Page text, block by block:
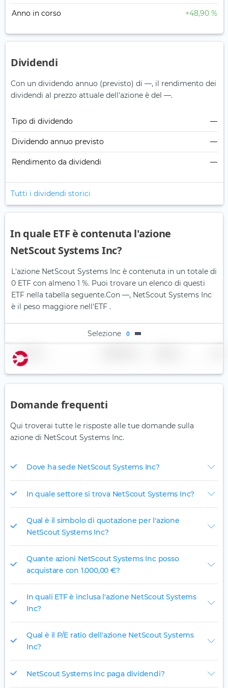
Anno in corso +48,90 %
Dividendi
Con un dividendo annuo (previsto) di —, il rendimento dei
dividendi al prezzo attuale dell'azione è del —.
Tipo di dividendo —
Dividendo annuo previsto —
Rendimento da dividendi —
Tutti i dividendi storici
In quale ETF è contenuta l'azione
NetScout Systems Inc?
L'azione NetScout Systems Inc è contenuta in un totale di
0 ETF con almeno 1 %. Puoi trovare un elenco di questi
ETF nella tabella seguente.Con —, NetScout Systems Inc
è il peso maggiore nell'ETF .
Selezione 0
Nome
Domande frequenti
Qui troverai tutte le risposte alle tue domande sulla
azione di NetScout Systems Inc.
Dove ha sede NetScout Systems Inc?
In quale settore si trova NetScout Systems Inc?
Qual è il simbolo di quotazione per l'azione
NetScout Systems Inc?
Quante azioni NetScout Systems Inc posso
acquistare con 1.000,00 €?
In quali ETF è inclusa l'azione NetScout Systems
Inc?
Qual è il P/E ratio dell'azione NetScout Systems
Inc?
NetScout Systems Inc paga dividendi?